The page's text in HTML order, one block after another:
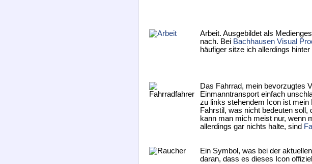
Arbeit. Ausgebildet als
nach. Bei Bachhausen Visual
häufiger sitze ich allerdings
Das Fahrrad, mein bevorzugtes
Einmanntransport einfach
zu links stehendem Icon ist
Fahrstil, was nicht bedeuten
kann man mich meist nur, wenn
allerdings gar nichts halte, sind
Ein Symbol, was bei der
daran, dass es dieses Icon